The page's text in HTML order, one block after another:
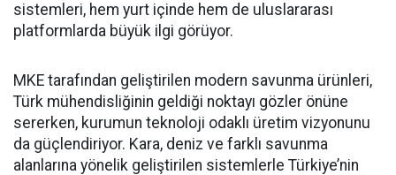
sistemleri, hem yurt içinde hem de uluslararası
platformlarda büyük ilgi görüyor.
MKE tarafından geliştirilen modern savunma ürünleri,
Türk mühendisliğinin geldiği noktayı gözler önüne
sererken, kurumun teknoloji odaklı üretim vizyonunu
da güçlendiriyor. Kara, deniz ve farklı savunma
alanlarına yönelik geliştirilen sistemlerle Türkiye’nin